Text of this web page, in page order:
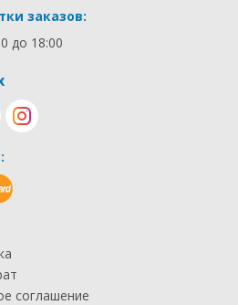
заказов:
до 18:00
соглашение